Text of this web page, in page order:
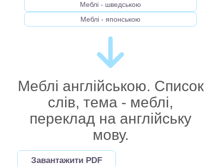
Меблі - шведською
Меблі - японською
Меблі англійською. Список
слів, тема - меблі,
переклад на англійську
мову.
Завантажити PDF